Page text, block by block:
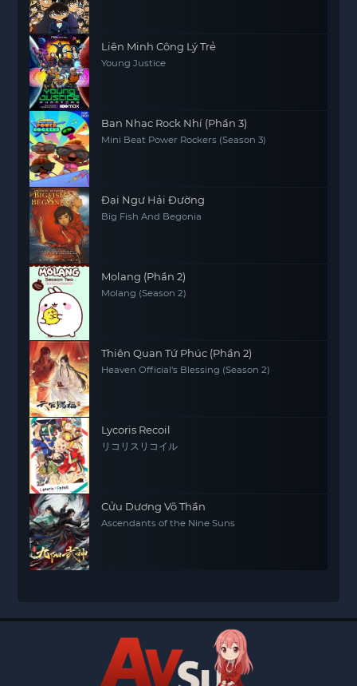
Liên Minh Công Lý Trẻ
Young Justice
Ban Nhạc Rock Nhí (Phần 3)
Mini Beat Power Rockers (Season 3)
Đại Ngư Hải Đường
Big Fish And Begonia
Molang (Phần 2)
Molang (Season 2)
Thiên Quan Tứ Phúc (Phần 2)
Heaven Official's Blessing (Season 2)
Lycoris Recoil
リコリスリコイル
Cửu Dương Võ Thần
Ascendants of the Nine Suns